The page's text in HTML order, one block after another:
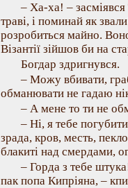
– Ха-ха! –
траві, і поминай як
розробиться майно.
Візантії зійшов би на
Богдар здригнувся.
– Можу вбивати,
обманювати не гадаю
– А мене то ти не
– Ні, я тебе
зрада, кров, месть,
блакиті над смердами,
– Горда з тебе
пак попа Кипріяна, –